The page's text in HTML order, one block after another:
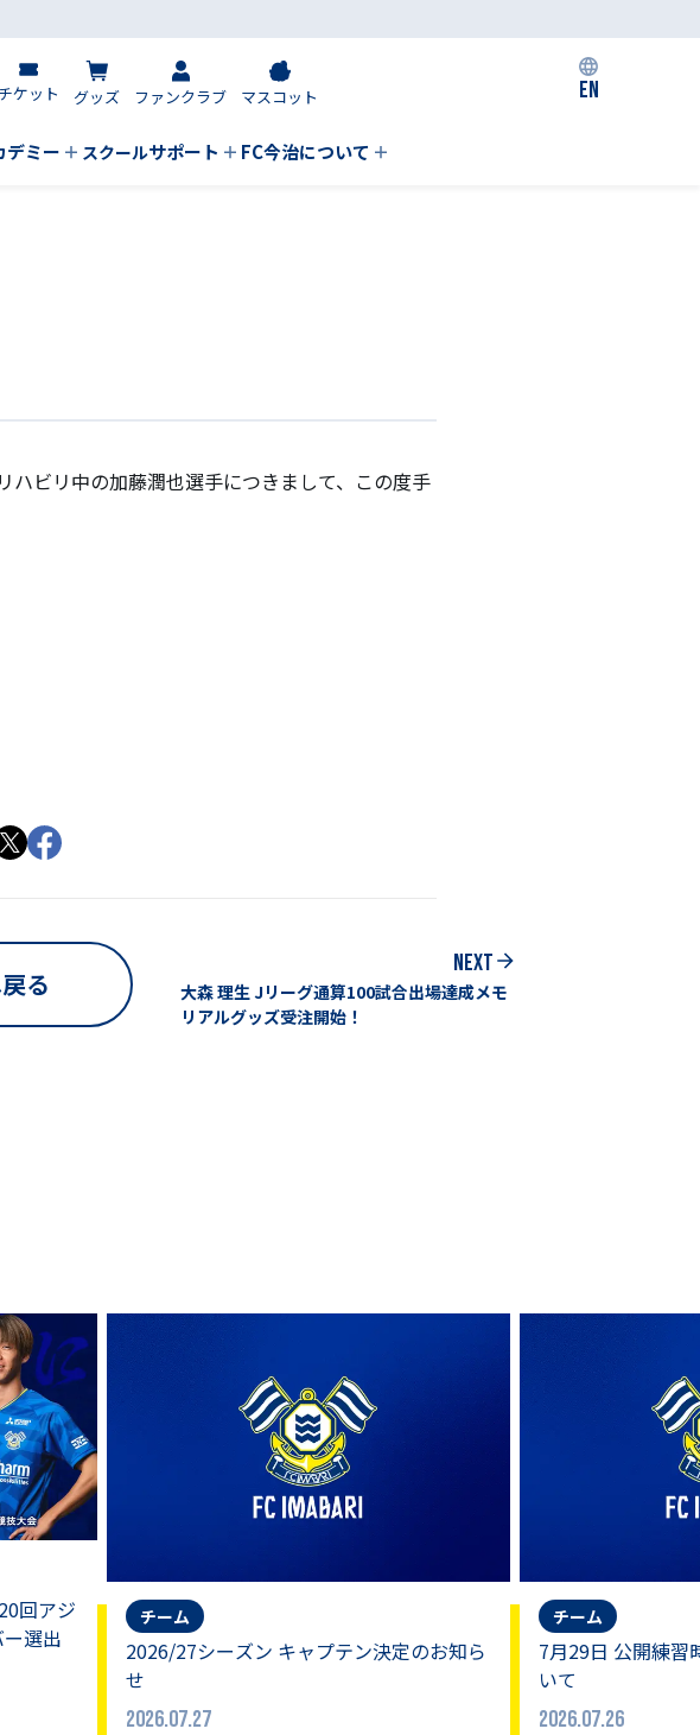
チケット グッズ ファンクラブ マスコット EN
デミー スクールサポート FC今治について
ビリ中の加藤潤也選手につきまして、この度手
る
NEXT
大森 理生 Jリーグ通算100試合出場達成メモ
リアルグッズ受注開始！
回アジ
選出
チーム
2026/27シーズン キャプテン決定のお知ら
せ
2026.07.27
チーム
7月29日 公開練習
いて
2026.07.26